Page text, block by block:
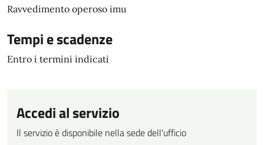
Ravvedimento operoso imu
Tempi e scadenze
Entro i termini indicati
Accedi al servizio
Il servizio è disponibile nella sede dell'ufficio